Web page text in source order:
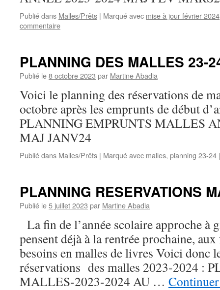
Publié dans Malles/Prêts | Marqué avec mise à jour février 2024
commentaire
PLANNING DES MALLES 23-
Publié le8 octobre 2023 par Martine Abadia
Voici le planning des réservations de
octobre après les emprunts de début
PLANNING EMPRUNTS MALLES
MAJ JANV24
Publié dans Malles/Prêts | Marqué avec malles, planning 23-24 |
PLANNING RESERVATIONS
Publié le5 juillet 2023 par Martine Abadia
La fin de l’année scolaire approche à
pensent déjà à la rentrée prochaine,
besoins en malles de livres Voici donc
réservations des malles 2023-2024 :
MALLES-2023-2024 AU …